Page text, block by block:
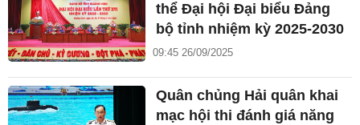
thể Đại hội Đại biểu Đảng
bộ tỉnh nhiệm kỳ 2025-2030
09:45 26/09/2025
Quân chủng Hải quân khai
mạc hội thi đánh giá năng